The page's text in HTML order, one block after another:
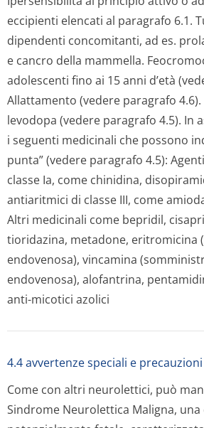
eccipienti elencati al paragrafo 6.1.
dipendenti concomitanti, ad es.
e cancro della mammella.
adolescenti fino ai 15 anni d’età
Allattamento (vedere paragrafo
levodopa (vedere paragrafo 4.5). In
i seguenti medicinali che possono
punta” (vedere paragrafo 4.5):
classe Ia, come chinidina,
antiaritmici di classe III, come
Altri medicinali come bepridil,
tioridazina, metadone, eritromicina
endovenosa), vincamina
endovenosa), alofantrina,
anti-micotici azolici
4.4 avvertenze speciali e precauzioni
Come con altri neurolettici, può
Sindrome Neurolettica Maligna,